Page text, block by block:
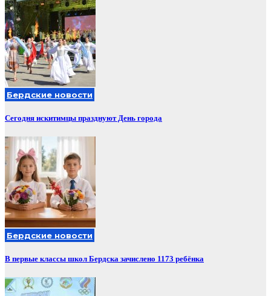
Бердские новости
Сегодня искитимцы празднуют День города
Бердские новости
В первые классы школ Бердска зачислено 1173 ребёнка